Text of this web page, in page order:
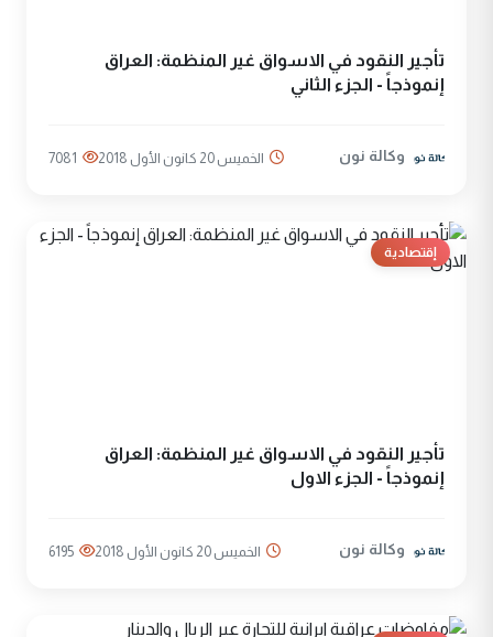
تأجير النقود في الاسواق غير المنظمة: العراق
إنموذجاً - الجزء الثاني
وكالة نون الخميس 20 كانون الأول 2018 7081
إقتصادية
تأجير النقود في الاسواق غير المنظمة: العراق
إنموذجاً - الجزء الاول
وكالة نون الخميس 20 كانون الأول 2018 6195